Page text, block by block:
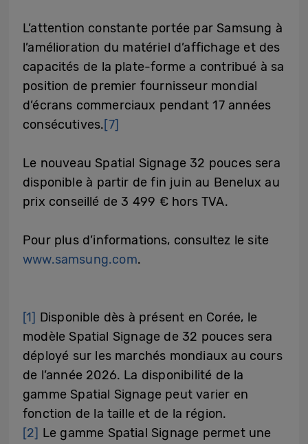
L’attention constante portée par Samsung à
l’amélioration du matériel d’affichage et des
capacités de la plate-forme a contribué à sa
position de premier fournisseur mondial
d’écrans commerciaux pendant 17 années
consécutives.[7]
Le nouveau Spatial Signage 32 pouces sera
disponible à partir de fin juin au Benelux au
prix conseillé de 3 499 € hors TVA.
Pour plus d’informations, consultez le site
www.samsung.com.
[1] Disponible dès à présent en Corée, le
modèle Spatial Signage de 32 pouces sera
déployé sur les marchés mondiaux au cours
de l’année 2026. La disponibilité de la
gamme Spatial Signage peut varier en
fonction de la taille et de la région.
[2] Le gamme Spatial Signage permet une